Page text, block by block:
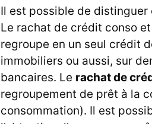
Il est possible de
Le rachat de crédit conso
regroupe en un seul crédit
immobiliers ou aussi, sur
bancaires. Le rachat de
regroupement de prêt à la
consommation). Il est